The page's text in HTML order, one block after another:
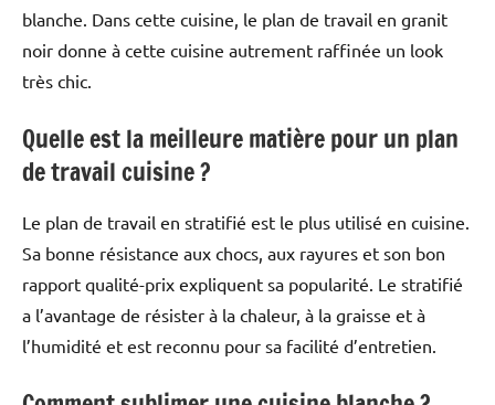
blanche. Dans cette cuisine, le plan de travail en granit
noir donne à cette cuisine autrement raffinée un look
très chic.
Quelle est la meilleure matière pour un plan
de travail cuisine ?
Le plan de travail en stratifié est le plus utilisé en cuisine.
Sa bonne résistance aux chocs, aux rayures et son bon
rapport qualité-prix expliquent sa popularité. Le stratifié
a l’avantage de résister à la chaleur, à la graisse et à
l’humidité et est reconnu pour sa facilité d’entretien.